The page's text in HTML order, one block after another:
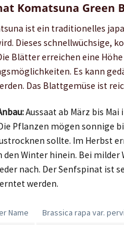
Komatsuna Green
ist ein traditionelles
Dieses schnellwüchsige,
Blätter erreichen eine
Es kann
Das Blattgemüse ist
Aussaat ab März bis
Pflanzen mögen sonnige
sollte. Im Herbst
den Winter hinein. Bei
nach. Der Senfspinat ist
werden.
Name
Brassica rapa var.